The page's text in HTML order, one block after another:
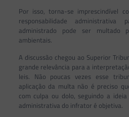
Por isso, torna-se imprescindível
responsabilidade
administrado pode ser multado
ambientais.
A discussão chegou ao Superior
grande relevância para a
leis. Não poucas vezes esse
aplicação da multa não é preciso
com culpa ou dolo, seguindo a
administrativa do infrator é objetiva.